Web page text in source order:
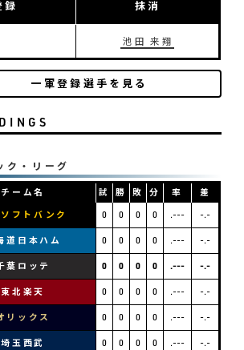
に伴う監督代行
督代行は中西太
伴う監督代行
監督代行は江藤省三
う監督代行
脱。監督代行は西村徳文
録 抹消
池田 来翔
一軍登録選手を見る
ク・リーグ
チーム名 試 勝 敗 分 率 差
フトバンク 0 0 0 0 .--- -.-
道日本ハム 0 0 0 0 .--- -.-
葉ロッテ 0 0 0 0 .--- -.-
東北楽天 0 0 0 0 .--- -.-
リックス 0 0 0 0 .--- -.-
埼玉西武 0 0 0 0 .--- -.-